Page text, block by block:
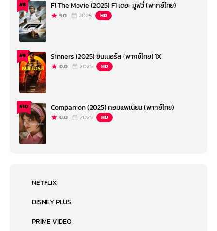
#8 F1 The Movie (2025) F1 เดอะ มูฟวี่ (พากย์ไทย)
5.0 2025 HD
#9 Sinners (2025) ซินเนอร์ส (พากย์ไทย) 1X
0.0 2025 HD
#10 Companion (2025) คอมแพเนียน (พากย์ไทย)
0.0 2025 HD
NETFLIX
DISNEY PLUS
PRIME VIDEO